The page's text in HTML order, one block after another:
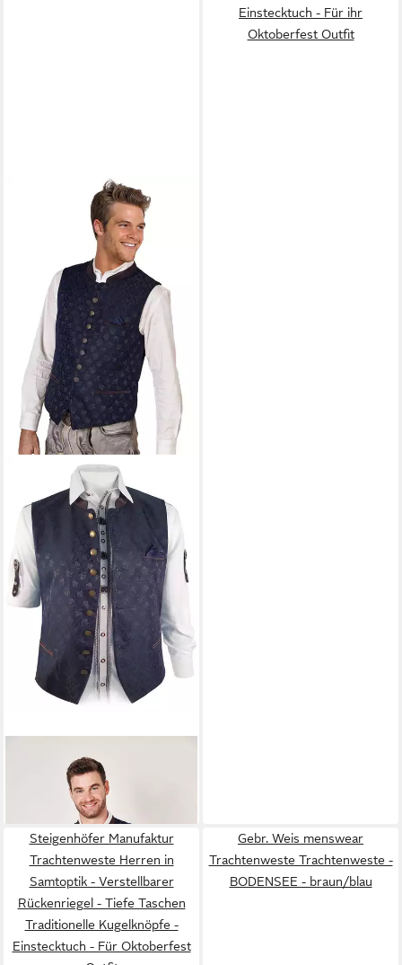
MOSCHEN-BAYERN
Trachtenweste Aaron Marine
Blau - Gilet Weste zur
Lederhose oder Jeans
Einstecktuch - Für ihr
Oktoberfest Outfit
Steigenhöfer Manufaktur
Trachtenweste Herren in
Samtoptik - Verstellbarer
Rückenriegel - Tiefe Taschen
Traditionelle Kugelknöpfe -
Einstecktuch - Für Oktoberfest
Gebr. Weis menswear
Trachtenweste Trachtenweste -
BODENSEE - braun/blau